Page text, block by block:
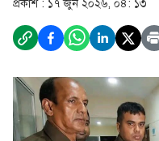
প্রকাশ : ১৭ জুন ২০২৬, ০৪: ১৩